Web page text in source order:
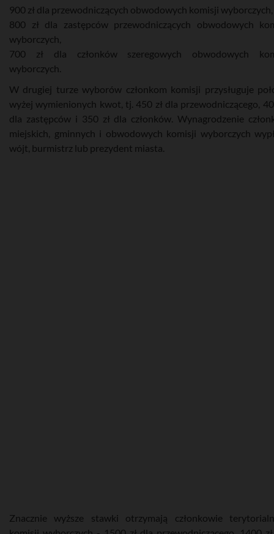
900 zł dla przewodniczących obwodowych komisji wyborczych,
800 zł dla zastępców przewodniczących obwodowych
wyborczych,
700 zł dla członków szeregowych obwodowych
wyborczych.
W drugiej turze wyborów członkom komisji przysługuje
wyżej wymienionych kwot, tj. 450 zł dla przewodniczącego,
dla zastępców i 350 zł dla członków. Wynagrodzenie
miejskich, gminnych i obwodowych komisji wyborczych
wójt, burmistrz lub prezydent miasta.
Znacznie wyższe stawki otrzymają członkowie